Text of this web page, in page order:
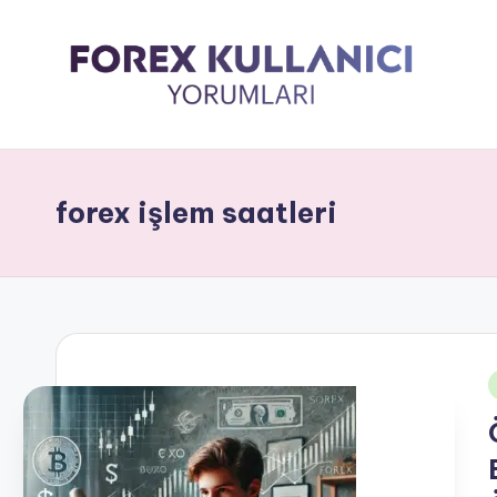
forex işlem saatleri